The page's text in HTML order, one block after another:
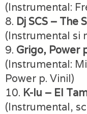
(Instrumental:
8. Dj SCS – The
(Instrumental si
9. Grigo, Power
(Instrumental:
Power p. Vinil)
10. K-lu – El
(Instrumental,